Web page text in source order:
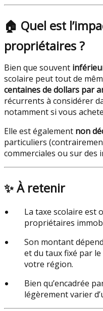
🏠 Quel est
propriétaires ?
Bien que souvent
scolaire peut tout de
centaines de dollars par
récurrents à considérer
notamment si vous
Elle est également non
particuliers
commerciales ou sur des
✨À retenir
La taxe scolaire est
propriétaires
Son montant
et du taux fixé par
votre région.
Bien qu’encadrée
légèrement varier